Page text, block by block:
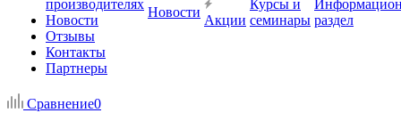
производителях
Новости
Отзывы
Контакты
Партнеры
Новости
Акции
Курсы и
семинары раздел
Сравнение0